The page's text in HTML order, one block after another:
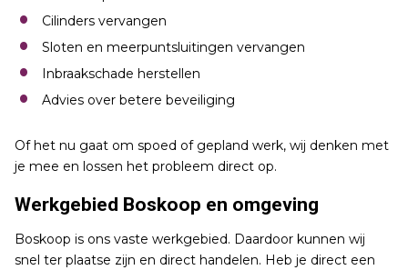
Cilinders vervangen
Sloten en meerpuntsluitingen vervangen
Inbraakschade herstellen
Advies over betere beveiliging
Of het nu gaat om spoed of gepland werk, wij denken met
je mee en lossen het probleem direct op.
Werkgebied Boskoop en omgeving
Boskoop is ons vaste werkgebied. Daardoor kunnen wij
snel ter plaatse zijn en direct handelen. Heb je direct een